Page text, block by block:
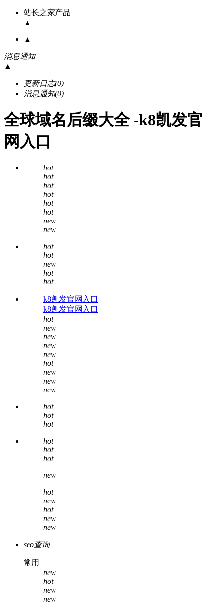
站长之家产品
▲
▲
消息通知
▲
更新日志(0)
消息通知(0)
全球域名后缀大全 -k8凯发官
网入口
hot
hot
hot
hot
hot
hot
new
new
hot
hot
new
hot
hot
k8凯发官网入口
k8凯发官网入口
hot
new
new
new
new
hot
new
new
new
hot
hot
hot
hot
hot
hot
new
hot
new
hot
new
new
seo查询
常用
new
hot
new
new